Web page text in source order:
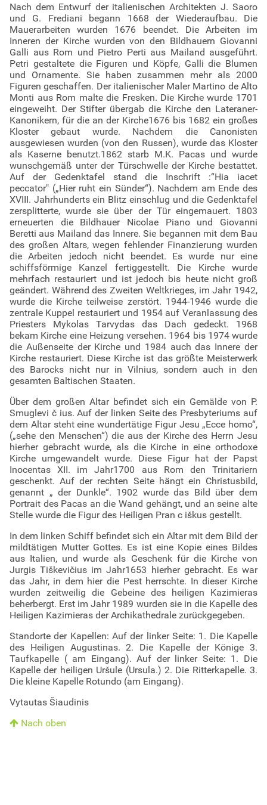
Nach dem Entwurf der italienischen Architekten J. Saoro
und G. Frediani begann 1668 der Wiederaufbau. Die
Mauerarbeiten wurden 1676 beendet. Die Arbeiten im
Inneren der Kirche wurden von den Bildhauern Giovanni
Galli aus Rom und Pietro Perti aus Mailand ausgeführt.
Petri gestaltete die Figuren und Köpfe, Galli die Blumen
und Ornamente. Sie haben zusammen mehr als 2000
Figuren geschaffen. Der italienischer Maler Martino de Alto
Monti aus Rom malte die Fresken. Die Kirche wurde 1701
eingeweiht. Der Stifter übergab die Kirche den Lateraner-
Kanonikern, für die an der Kirche1676 bis 1682 ein großes
Kloster gebaut wurde. Nachdem die Canonisten
ausgewiesen wurden (von den Russen), wurde das Kloster
als Kaserne benutzt.1862 starb M.K. Pacas und wurde
wunschgemäß unter der Türschwelle der Kirche bestattet.
Auf der Gedenktafel stand die Inschrift :“Hia iacet
peccator" („Hier ruht ein Sünder“). Nachdem am Ende des
XVIII. Jahrhunderts ein Blitz einschlug und die Gedenktafel
zersplitterte, wurde sie über der Tür eingemauert. 1803
erneuerten die Bildhauer Nicolae Piano und Giovanni
Beretti aus Mailand das Innere. Sie begannen mit dem Bau
des großen Altars, wegen fehlender Finanzierung wurden
die Arbeiten jedoch nicht beendet. Es wurde nur eine
schiffsförmige Kanzel fertiggestellt. Die Kirche wurde
mehrfach restauriert und ist jedoch bis heute nicht groß
geändert. Während des Zweiten Weltkrieges, im Jahr 1942,
wurde die Kirche teilweise zerstört. 1944-1946 wurde die
zentrale Kuppel restauriert und 1954 auf Veranlassung des
Priesters Mykolas Tarvydas das Dach gedeckt. 1968
bekam Kirche eine Heizung versehen. 1964 bis 1974 wurde
die Außenseite der Kirche und 1984 auch das Innere der
Kirche restauriert. Diese Kirche ist das größte Meisterwerk
des Barocks nicht nur in Vilnius, sondern auch in den
gesamten Baltischen Staaten.
Über dem großen Altar befindet sich ein Gemälde von P.
Smuglevi č ius. Auf der linken Seite des Presbyteriums auf
dem Altar steht eine wundertätige Figur Jesu „Ecce homo“,
(„sehe den Menschen“) die aus der Kirche des Herrn Jesu
hierher gebracht wurde, als die Kirche in eine orthodoxe
Kirche umgewandelt wurde. Diese Figur hat der Papst
Inocentas XII. im Jahr1700 aus Rom den Trinitariern
geschenkt. Auf der rechten Seite hängt ein Christusbild,
genannt „ der Dunkle“. 1902 wurde das Bild über dem
Portrait des Pacas an die Wand gehängt, und an seine alte
Stelle wurde die Figur des Heiligen Pran c iškus gestellt.
In dem linken Schiff befindet sich ein Altar mit dem Bild der
mildtätigen Mutter Gottes. Es ist eine Kopie eines Bildes
aus Italien, und wurde als Geschenk für die Kirche von
Jurgis Tiškevičius im Jahr1653 hierher gebracht. Es war
das Jahr, in dem hier die Pest herrschte. In dieser Kirche
wurden zeitweilig die Gebeine des heiligen Kazimieras
beherbergt. Erst im Jahr 1989 wurden sie in die Kapelle des
Heiligen Kazimieras der Archikathedrale zurückgegeben.
Standorte der Kapellen: Auf der linker Seite: 1. Die Kapelle
des Heiligen Augustinas. 2. Die Kapelle der Könige 3.
Taufkapelle ( am Eingang). Auf der linker Seite: 1. Die
Kapelle der heiligen Uršule (Ursula.) 2. Die Ritterkapelle. 3.
Die kleine Kapelle Rotundo (am Eingang).
Vytautas Šiaudinis
Nach oben